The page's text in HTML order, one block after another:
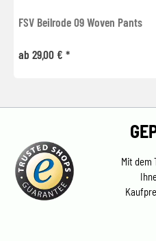
FSV Beilrode 09 Woven Pants
ab 29,00 € *
Mit dem